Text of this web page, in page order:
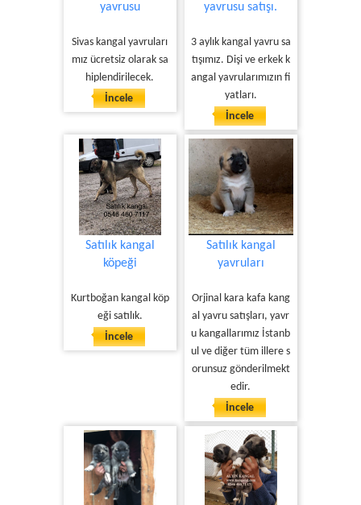
yavrusu
Sivas kangal yavruları
mız ücretsiz olarak sa
hiplendirilecek.
İncele
yavrusu satışı.
3 aylık kangal yavru sa
tışımız. Dişi ve erkek k
angal yavrularımızın fi
yatları.
İncele
Satılık kangal
köpeği
Kurtboğan kangal köp
eği satılık.
İncele
Satılık kangal
yavruları
Orjinal kara kafa kang
al yavru satışları, yavr
u kangallarımız İstanb
ul ve diğer tüm illere s
orunsuz gönderilmekt
edir.
İncele